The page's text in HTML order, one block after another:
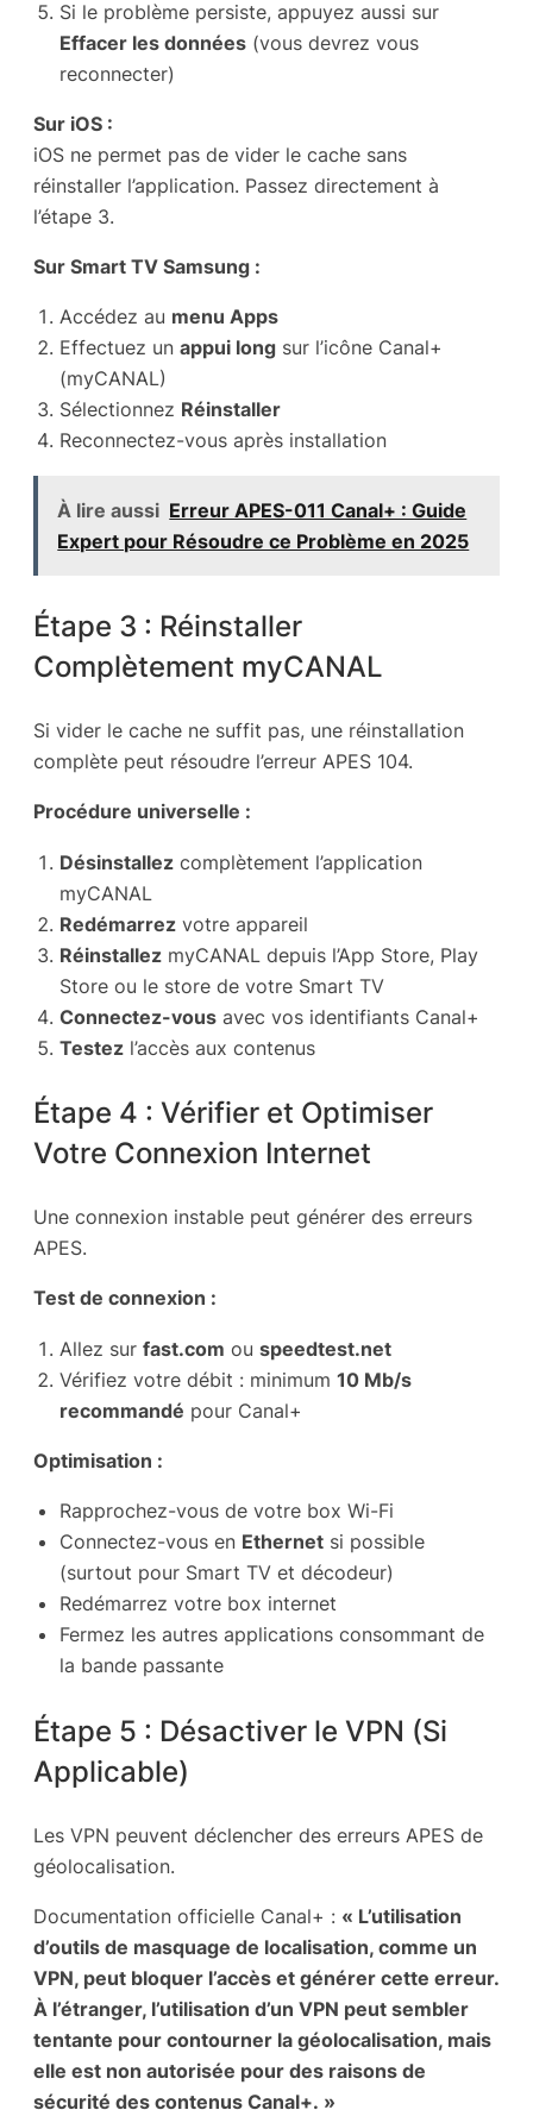
Si le problème persiste, appuyez aussi sur
Effacer les données (vous devrez vous
reconnecter)
Sur iOS :
iOS ne permet pas de vider le cache sans
réinstaller l’application. Passez directement à
l’étape 3.
Sur Smart TV Samsung :
Accédez au menu Apps
Effectuez un appui long sur l’icône Canal+
(myCANAL)
Sélectionnez Réinstaller
Reconnectez-vous après installation
À lire aussi Erreur APES-011 Canal+ : Guide
Expert pour Résoudre ce Problème en 2025
Étape 3 : Réinstaller
Complètement myCANAL
Si vider le cache ne suffit pas, une réinstallation
complète peut résoudre l’erreur APES 104.
Procédure universelle :
Désinstallez complètement l’application
myCANAL
Redémarrez votre appareil
Réinstallez myCANAL depuis l’App Store, Play
Store ou le store de votre Smart TV
Connectez-vous avec vos identifiants Canal+
Testez l’accès aux contenus
Étape 4 : Vérifier et Optimiser
Votre Connexion Internet
Une connexion instable peut générer des erreurs
APES.
Test de connexion :
Allez sur fast.com ou speedtest.net
Vérifiez votre débit : minimum 10 Mb/s
recommandé pour Canal+
Optimisation :
Rapprochez-vous de votre box Wi-Fi
Connectez-vous en Ethernet si possible
(surtout pour Smart TV et décodeur)
Redémarrez votre box internet
Fermez les autres applications consommant de
la bande passante
Étape 5 : Désactiver le VPN (Si
Applicable)
Les VPN peuvent déclencher des erreurs APES de
géolocalisation.
Documentation officielle Canal+ : « L’utilisation
d’outils de masquage de localisation, comme un
VPN, peut bloquer l’accès et générer cette erreur.
À l’étranger, l’utilisation d’un VPN peut sembler
tentante pour contourner la géolocalisation, mais
elle est non autorisée pour des raisons de
sécurité des contenus Canal+. »